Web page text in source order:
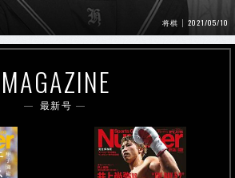
将棋 2021/05/10
MAGAZINE
最新号